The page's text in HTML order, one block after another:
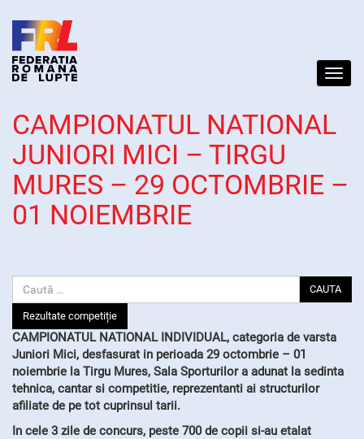
CAMPIONATUL NATIONAL
JUNIORI MICI – TIRGU
MURES – 29 OCTOMBRIE –
01 NOIEMBRIE
CAUTA
Rezultate competiție
CAMPIONATUL NATIONAL INDIVIDUAL, categoria de varsta
Juniori Mici, desfasurat in perioada 29 octombrie – 01
noiembrie la Tirgu Mures, Sala Sporturilor a adunat la sedinta
tehnica, cantar si competitie, reprezentanti ai structurilor
afiliate de pe tot cuprinsul tarii.
In cele 3 zile de concurs, peste 700 de copii si-au etalat